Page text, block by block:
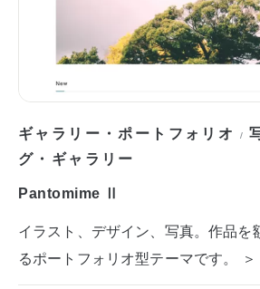
ギャラリー・ポートフォリオ /
グ・ギャラリー
Pantomime Ⅱ
イラスト、デザイン、写真。作品を
るポートフォリオ型テーマです。 ＞